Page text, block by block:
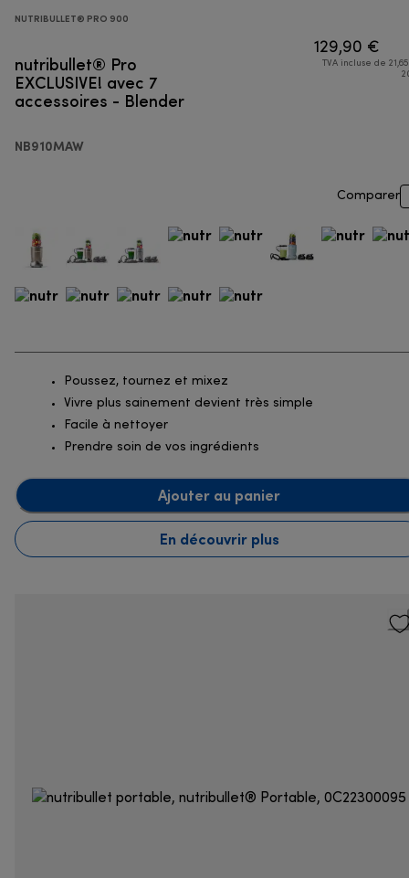
NUTRIBULLET® PRO 900
nutribullet® Pro
EXCLUSIVE! avec 7
accessoires - Blender
NB910MAW
129,90 €
TVA incluse de
Comparer
Poussez, tournez et mixez
Vivre plus sainement devient très simple
Facile à nettoyer
Prendre soin de vos ingrédients
Ajouter au panier
En découvrir plus